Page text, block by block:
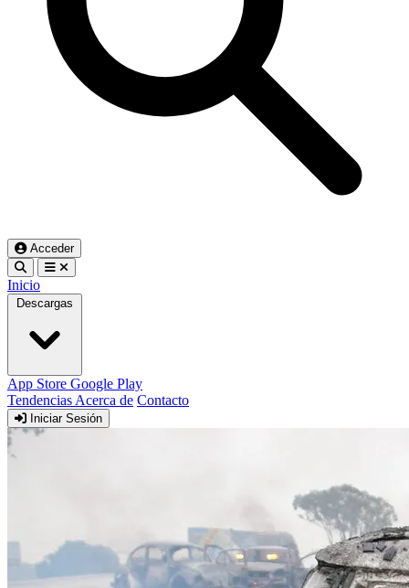
Acceder
Inicio
Descargas
App Store Google Play
Tendencias Acerca de Contacto
Iniciar Sesión